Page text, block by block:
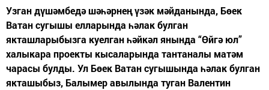
Узган дүшәмбедә шәһәрнең үзәк мәйданында, Бөек
Ватан сугышы елларында һәлак булган
якташларыбызга куелган һәйкәл янында “Өйгә юл”
халыкара проекты кысаларында тантаналы матәм
чарасы булды. Ул Бөек Ватан сугышында һәлак булган
якташыбыз, Балымер авылында туган Валентин